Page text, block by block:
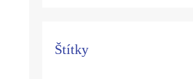
Štítky